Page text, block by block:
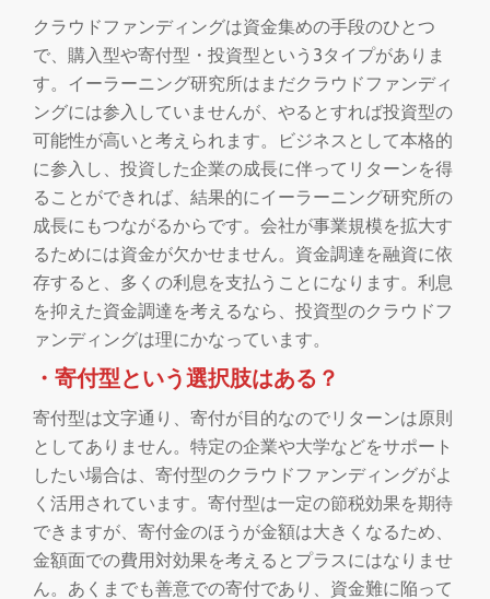
ン
を
切
り
替
クラウドファンディングは資金集めの手段のひとつ
で、購入型や寄付型・投資型という3タイプがありま
す。イーラーニング研究所はまだクラウドファンディ
ングには参入していませんが、やるとすれば投資型の
可能性が高いと考えられます。ビジネスとして本格的
に参入し、投資した企業の成長に伴ってリターンを得
ることができれば、結果的にイーラーニング研究所の
成長にもつながるからです。会社が事業規模を拡大す
るためには資金が欠かせません。資金調達を融資に依
存すると、多くの利息を支払うことになります。利息
を抑えた資金調達を考えるなら、投資型のクラウドフ
ァンディングは理にかなっています。
・寄付型という選択肢はある？
寄付型は文字通り、寄付が目的なのでリターンは原則
としてありません。特定の企業や大学などをサポート
したい場合は、寄付型のクラウドファンディングがよ
く活用されています。寄付型は一定の節税効果を期待
できますが、寄付金のほうが金額は大きくなるため、
金額面での費用対効果を考えるとプラスにはなりませ
ん。あくまでも善意での寄付であり、資金難に陥って